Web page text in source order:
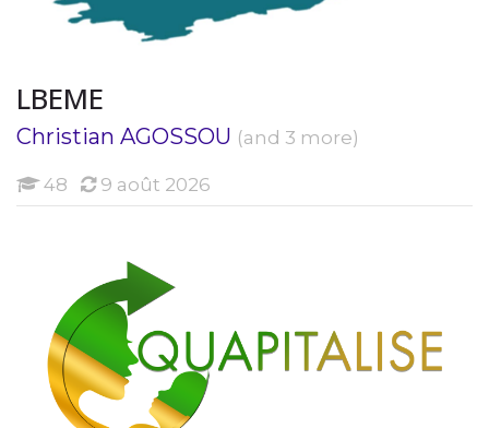
LBEME
Christian AGOSSOU (and 3 more)
48 Étudiants
9 août 2026